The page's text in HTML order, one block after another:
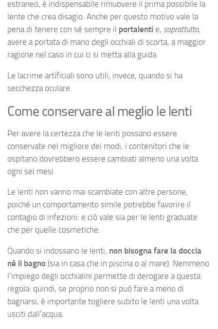
estraneo, è indispensabile rimuovere il prima possibile la
lente che crea disagio. Anche per questo motivo vale la
pena di tenere con sé sempre il portalenti e, soprattutto,
avere a portata di mano degli occhiali di scorta, a maggior
ragione nel caso in cui ci si metta alla guida.
Le lacrime artificiali sono utili, invece, quando si ha
secchezza oculare.
Come conservare al meglio le lenti
Per avere la certezza che le lenti possano essere
conservate nel migliore dei modi, i contenitori che le
ospitano dovrebbero essere cambiati almeno una volta
ogni sei mesi.
Le lenti non vanno mai scambiate con altre persone,
poiché un comportamento simile potrebbe favorire il
contagio di infezioni: e ciò vale sia per le lenti graduate
che per quelle cosmetiche.
Quando si indossano le lenti, non bisogna fare la doccia
né il bagno (sia in casa che in piscina o al mare). Nemmeno
l’impiego degli occhialini permette di derogare a questa
regola: quindi, se proprio non si può fare a meno di
bagnarsi, è importante togliere subito le lenti una volta
usciti dall’acqua.